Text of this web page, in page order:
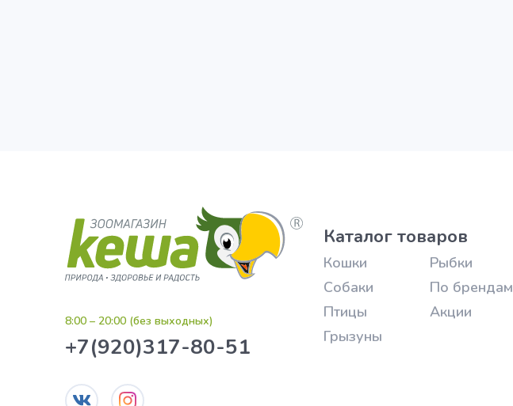
8:00 – 20:00 (без выходных)
+7(920)317-80-51
Каталог товаров
Кошки
Собаки
Птицы
Грызуны
Рыбки
По брендам
Акции